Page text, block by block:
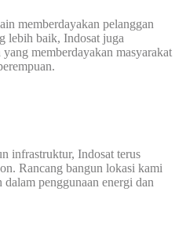
memberdayakan pelanggan
lebih baik, Indosat juga
memberdayakan masyarakat
infrastruktur, Indosat terus
Rancang bangun lokasi kami
penggunaan energi dan